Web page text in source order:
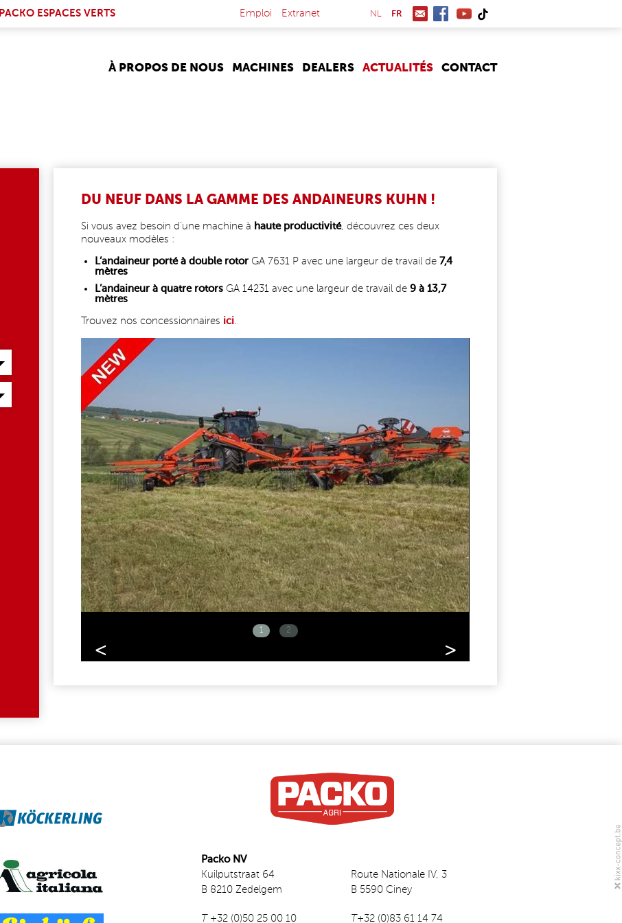
PACKO ESPACES VERTS Emploi Extranet NL FR
À PROPOS DE NOUS MACHINES DEALERS ACTUALITÉS CONTACT
DU NEUF DANS LA GAMME DES ANDAINEURS KUHN !
Si vous avez besoin d’une machine à haute productivité, découvrez ces deux
nouveaux modèles :
L’andaineur porté à double rotorGA 7631 P avec une largeur de travail de 7,4
mètres
L’andaineur à quatre rotorsGA 14231 avec une largeur de travail de 9 à 13,7
mètres
Trouvez nos concessionnaires ici.
1.JPG
1 2
< >
Packo NV
Kuilputstraat 64
B 8210 Zedelgem
T +32 (0)50 25 00 10
Route Nationale IV, 3
B 5590 Ciney
T +32 (0)83 61 14 74